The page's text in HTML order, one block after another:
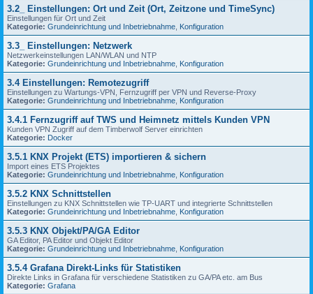
3.2_ Einstellungen: Ort und Zeit (Ort, Zeitzone und TimeSync)
Einstellungen für Ort und Zeit
Kategorie: Grundeinrichtung und Inbetriebnahme Konfiguration
3.3_ Einstellungen: Netzwerk
Netzwerkeinstellungen LAN/WLAN und NTP
Kategorie: Grundeinrichtung und Inbetriebnahme Konfiguration
3.4 Einstellungen: Remotezugriff
Einstellungen zu Wartungs-VPN, Fernzugriff per VPN und Reverse-Proxy
Kategorie: Grundeinrichtung und Inbetriebnahme Konfiguration
3.4.1 Fernzugriff auf TWS und Heimnetz mittels Kunden VPN
Kunden VPN Zugriff auf dem Timberwolf Server einrichten
Kategorie: Docker
3.5.1 KNX Projekt (ETS) importieren & sichern
Import eines ETS Projektes
Kategorie: Grundeinrichtung und Inbetriebnahme Konfiguration
3.5.2 KNX Schnittstellen
Einstellungen zu KNX Schnittstellen wie TP-UART und integrierte Schnittstellen
Kategorie: Grundeinrichtung und Inbetriebnahme Konfiguration
3.5.3 KNX Objekt/PA/GA Editor
GA Editor, PA Editor und Objekt Editor
Kategorie: Grundeinrichtung und Inbetriebnahme Konfiguration
3.5.4 Grafana Direkt-Links für Statistiken
Direkte Links in Grafana für verschiedene Statistiken zu GA/PA etc. am Bus
Kategorie: Grafana